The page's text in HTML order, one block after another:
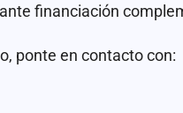
financiación
ponte en contacto con: